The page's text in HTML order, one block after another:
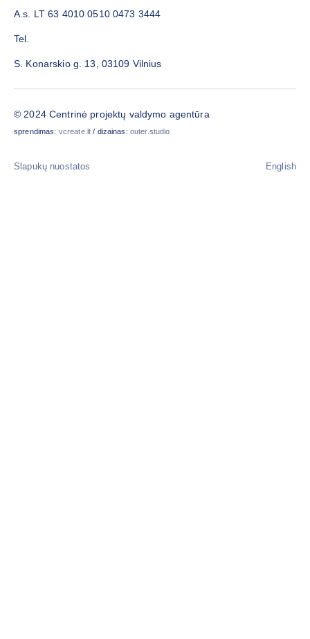
A.s. LT 63 4010 0510 0473 3444
Tel.
S. Konarskio g. 13, 03109 Vilnius
© 2024 Centrinė projektų valdymo agentūra
sprendimas: vcreate.lt / dizainas: outer.studio
Slapukų nuostatos English